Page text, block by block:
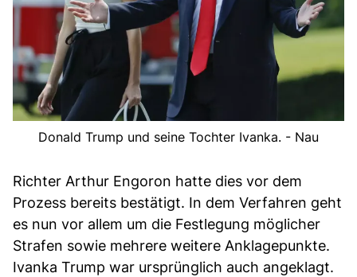
Donald Trump und seine Tochter Ivanka. - Nau
Richter Arthur Engoron hatte dies vor dem
Prozess bereits bestätigt. In dem Verfahren geht
es nun vor allem um die Festlegung möglicher
Strafen sowie mehrere weitere Anklagepunkte.
Ivanka Trump war ursprünglich auch angeklagt.